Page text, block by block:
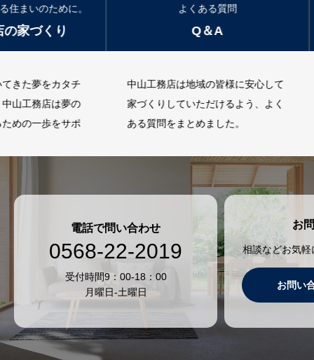
めに。
り
タチ
夢の
サポ
よくある質問
中山工務店は地域の皆様に安心して
家づくりしていただけるよう、よく
ある質問をまとめました。
家の外
行うの
電話で問い合わせ
0568-22-2019
受付時間9：00-18：00
月曜日-土曜日
お
相談などお気
お問い